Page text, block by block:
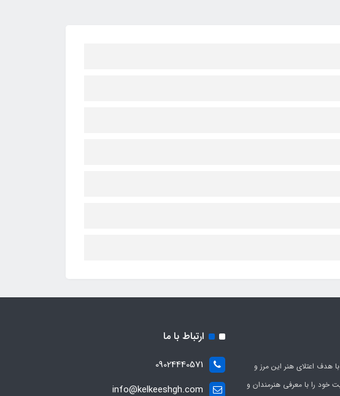
هدف اعتلای هنر این مرز و
1394 فعالیت خود را با معرفی هنرمندان و
ارتباط با ما
09024440571
info@kelkeeshgh.com